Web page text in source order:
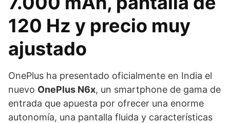
120 Hz y precio muy
ajustado
OnePlus ha presentado oficialmente en India el
nuevo OnePlus N6x, un smartphone de gama de
entrada que apuesta por ofrecer una enorme
autonomía, una pantalla fluida y características